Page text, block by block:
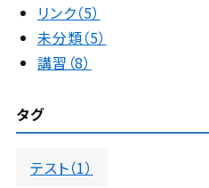
リンク（5）
未分類（5）
講習（8）
タグ
テスト（1）